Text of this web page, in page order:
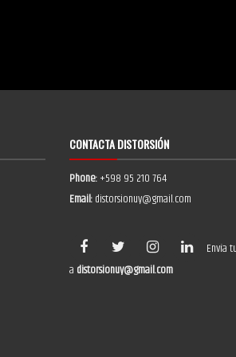
CONTACTA DISTORSIÓN
Phone:+598 95 210 764
Email:distorsionuy@gmail.com
Envía
a distorsionuy@gmail.com